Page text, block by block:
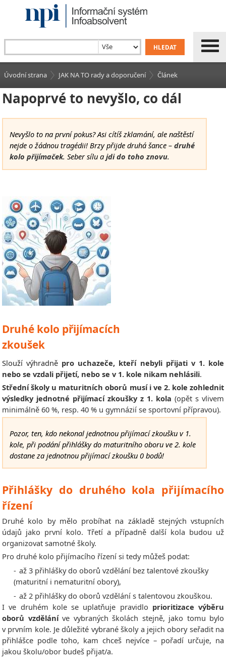
Úvodní strana JAK NA TO rady a doporučení Článek
Napoprvé to nevyšlo, co dál
Nevyšlo to na první pokus? Asi cítíš zklamání, ale naštěstí
nejde o žádnou tragédii! Brzy přijde druhá šance –druhé
kolo přijímaček. Seber sílu ajdi do toho znovu.
Druhé kolo přijímacích
zkoušek
Slouží výhradně pro uchazeče, kteří nebyli přijati v 1. kole
nebo se vzdali přijetí, nebo se v 1. kole nikam nehlásili.
Střední školy u maturitních oborů musí i ve 2. kole zohlednit
výsledky jednotné přijímací zkoušky z 1. kola (opět s vlivem
minimálně 60 %, resp. 40 % u gymnázií se sportovní přípravou).
Pozor, ten, kdo nekonal jednotnou přijímací zkoušku v 1.
kole, při podání přihlášky do maturitního oboru ve 2. kole
dostane za jednotnou přijímací zkoušku 0 bodů!
Přihlášky do druhého kola přijímacího
řízení
Druhé kolo by mělo probíhat na základě stejných vstupních
údajů jako první kolo. Třetí a případně další kola budou už
organizovat samotné školy.
Pro druhé kolo přijímacího řízení si tedy můžeš podat:
- až 3 přihlášky do oborů vzdělání bez talentové zkoušky
(maturitní i nematuritní obory),
- až 2 přihlášky do oborů vzdělání s talentovou zkouškou.
I ve druhém kole se uplatňuje pravidlo prioritizace výběru
oborů vzděláníve vybraných školách stejně, jako tomu bylo
v prvním kole. Je důležité vybrané školy a jejich obory seřadit na
přihlášce podle toho, kam chceš nejvíce – pořadí určuje, na
jakou školu/obor budeš přijat/a.